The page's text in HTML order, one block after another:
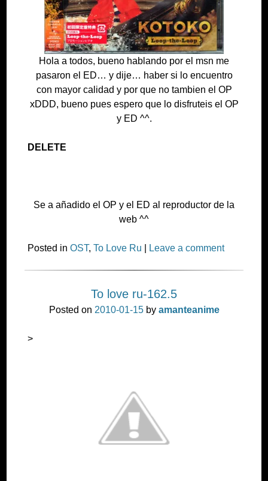
Hola a todos, bueno hablando por el msn me
pasaron el ED… y dije… haber si lo encuentro
con mayor calidad y por que no tambien el OP
xDDD, bueno pues espero que lo disfruteis el OP
y ED ^^.
DELETE
Se a añadido el OP y el ED al reproductor de la
web ^^
Posted inOST,To Love Ru Leave a comment
To love ru-162.5
Posted on 2010-01-15by amanteanime
>